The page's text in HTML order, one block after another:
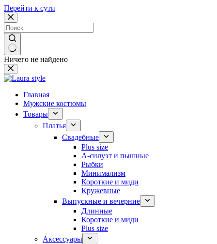
Перейти к сути
Ничего не найдено
Главная
Мужские костюмы
Товары
Платья
Свадебные
Plus size
А-силуэт и пышные
Рыбки
Минимализм
Короткие и миди
Кружевные
Выпускные и вечерние
Длинные
Короткие и миди
Plus size
Аксессуары